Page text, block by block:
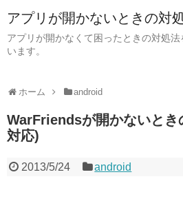
アプリが開かないときの対
アプリが開かなくて困ったときの対処
います。
ホーム android
WarFriendsが開かないとき
対応)
2013/5/24 android